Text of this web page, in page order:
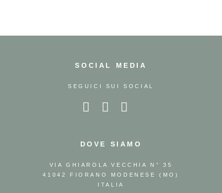
SOCIAL MEDIA
SEGUICI SUI SOCIAL
DOVE SIAMO
VIA GHIAROLA VECCHIA N° 35
41042 FIORANO MODENESE (MO)
ITALIA